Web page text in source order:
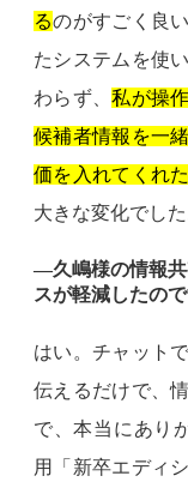
るのがすごく良
たシステムを使
わらず、私が操
候補者情報を一
価を入れてくれ
大きな変化でした
―久嶋様の情報共
スが軽減したので
はい。チャット
伝えるだけで、
で、本当にあり
用「新卒エディ